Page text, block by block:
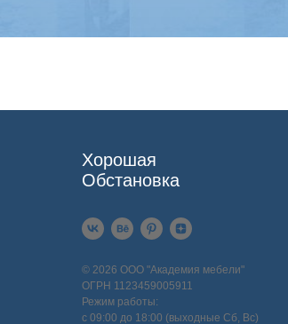
Хорошая
Обстановка
© 2026 ООО "Академия мебели"
ОГРН 1123459005911
Режим работы:
с 09:00 до 18:00 (выходные Сб, Вс)